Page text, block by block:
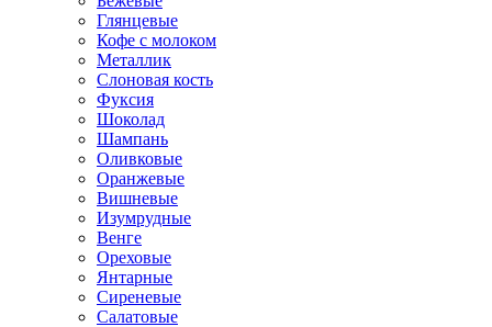
Глянцевые
Кофе с молоком
Металлик
Слоновая кость
Фуксия
Шоколад
Шампань
Оливковые
Оранжевые
Вишневые
Изумрудные
Венге
Ореховые
Янтарные
Сиреневые
Салатовые